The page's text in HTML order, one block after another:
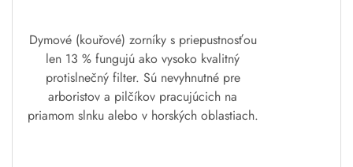
Dymové (kouřové) zorníky s priepustnosťou
len 13 % fungujú ako vysoko kvalitný
protislnečný filter. Sú nevyhnutné pre
arboristov a pilčíkov pracujúcich na
priamom slnku alebo v horských oblastiach.